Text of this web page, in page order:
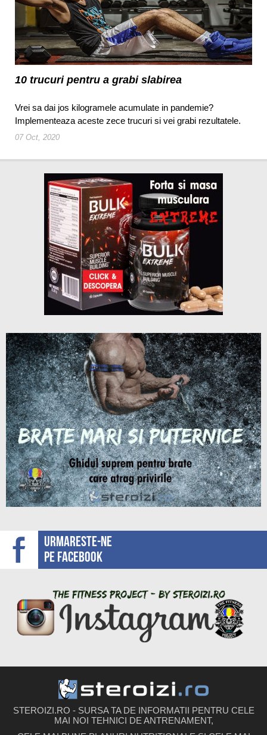
10 trucuri pentru a grabi slabirea
Vrei sa dai jos kilogramele acumulate in pandemie?
Implementeaza aceste zece trucuri si vei grabi rezultatele.
07 Oct, 2020
Urmareste-ne
pe facebook
STEROIZI.RO - SURSA TA DE INFORMATII PENTRU CELE
MAI NOI TEHNICI DE ANTRENAMENT,